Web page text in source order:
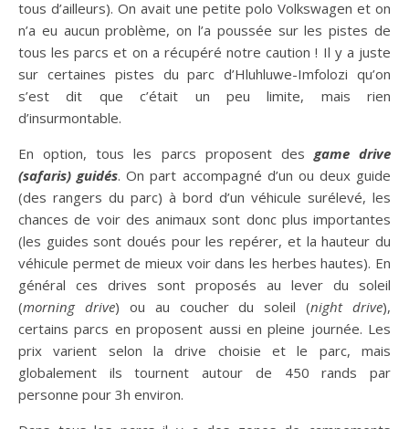
tous d’ailleurs). On avait une petite polo Volkswagen et on
n’a eu aucun problème, on l’a poussée sur les pistes de
tous les parcs et on a récupéré notre caution ! Il y a juste
sur certaines pistes du parc d’Hluhluwe-Imfolozi qu’on
s’est dit que c’était un peu limite, mais rien
d’insurmontable.
En option, tous les parcs proposent des game drive
(safaris) guidés. On part accompagné d’un ou deux guide
(des rangers du parc) à bord d’un véhicule surélevé, les
chances de voir des animaux sont donc plus importantes
(les guides sont doués pour les repérer, et la hauteur du
véhicule permet de mieux voir dans les herbes hautes). En
général ces drives sont proposés au lever du soleil
(morning drive) ou au coucher du soleil (night drive),
certains parcs en proposent aussi en pleine journée. Les
prix varient selon la drive choisie et le parc, mais
globalement ils tournent autour de 450 rands par
personne pour 3h environ.